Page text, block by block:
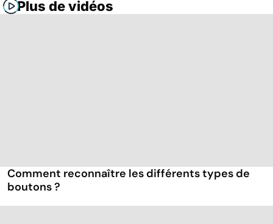
Plus de vidéos
Comment reconnaître les différents types de
boutons ?